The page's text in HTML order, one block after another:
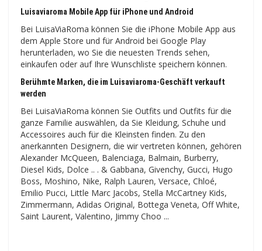
Luisaviaroma Mobile App für iPhone und Android
Bei LuisaViaRoma können Sie die iPhone Mobile App aus
dem Apple Store und für Android bei Google Play
herunterladen, wo Sie die neuesten Trends sehen,
einkaufen oder auf Ihre Wunschliste speichern können.
Berühmte Marken, die im Luisaviaroma-Geschäft verkauft
werden
Bei LuisaViaRoma können Sie Outfits und Outfits für die
ganze Familie auswählen, da Sie Kleidung, Schuhe und
Accessoires auch für die Kleinsten finden. Zu den
anerkannten Designern, die wir vertreten können, gehören
Alexander McQueen, Balenciaga, Balmain, Burberry,
Diesel Kids, Dolce .. . & Gabbana, Givenchy, Gucci, Hugo
Boss, Moshino, Nike, Ralph Lauren, Versace, Chloé,
Emilio Pucci, Little Marc Jacobs, Stella McCartney Kids,
Zimmermann, Adidas Original, Bottega Veneta, Off White,
Saint Laurent, Valentino, Jimmy Choo ...